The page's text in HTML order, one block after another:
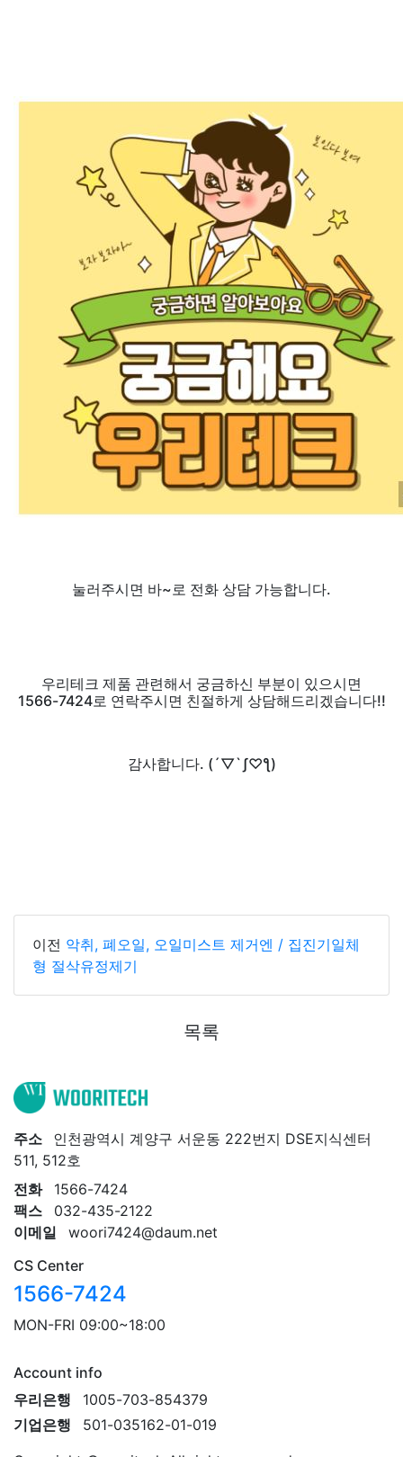
눌러주시면 바~로 전화 상담 가능합니다.
우리테크 제품 관련해서 궁금하신 부분이 있으시면
1566-7424로 연락주시면 친절하게 상담해드리겠습니다!!
감사합니다. (´▽`ʃ♡ƪ)
이전 악취, 폐오일, 오일미스트 제거엔 / 집진기일체
형 절삭유정제기
목록
주소
인천광역시 계양구 서운동 222번지 DSE지식센터
511, 512호
전화
1566-7424
팩스
032-435-2122
이메일
woori7424@daum.net
Account info
우리은행
1005-703-854379
기업은행
501-035162-01-019
CS Center
1566-7424
MON-FRI 09:00~18:00